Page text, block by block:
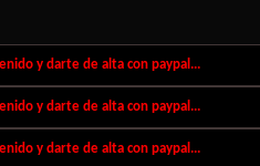
y darte de alta con paypal...
y darte de alta con paypal...
y darte de alta con paypal...